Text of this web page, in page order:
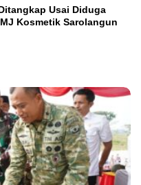
Usai Diduga
Kosmetik Sarolangun